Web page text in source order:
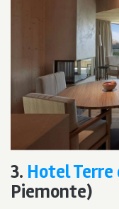
3. Hotel Terre
Piemonte)